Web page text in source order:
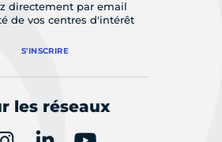
directement par email
de vos centres d'intérêt
S'INSCRIRE
les réseaux